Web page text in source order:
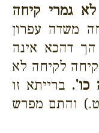
לא גמרי קיחה
משדה עפרון
דהכא אינה
לקיחה לא
כו'. ברייתא זו
והתם מפרש